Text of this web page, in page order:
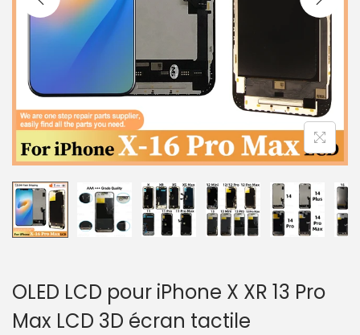
i
o
OLED LCD pour iPhone X XR 13 Pro
Max LCD 3D écran tactile